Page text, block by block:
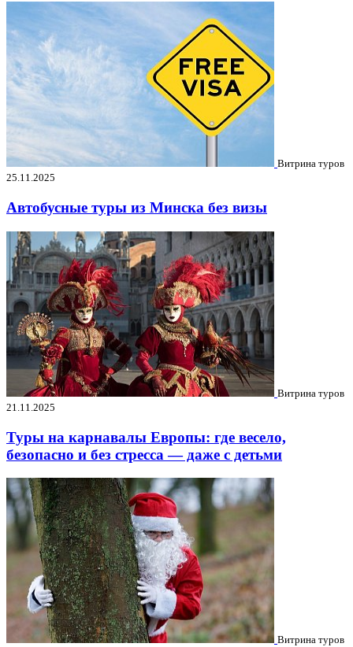
Витрина туров
25.11.2025
Автобусные туры из Минска без визы
Витрина туров
21.11.2025
Туры на карнавалы Европы: где весело,
безопасно и без стресса — даже с детьми
Витрина туров